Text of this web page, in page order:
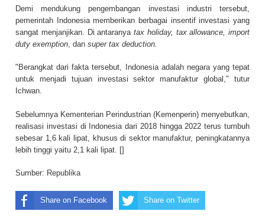
Demi mendukung pengembangan investasi industri tersebut,
pemerintah Indonesia memberikan berbagai insentif investasi yang
sangat menjanjikan. Di antaranya tax holiday, tax allowance, import
duty exemption , dan super tax deduction.
"Berangkat dari fakta tersebut, Indonesia adalah negara yang tepat
untuk menjadi tujuan investasi sektor manufaktur global," tutur
Ichwan.
Sebelumnya Kementerian Perindustrian (Kemenperin) menyebutkan,
realisasi investasi di Indonesia dari 2018 hingga 2022 terus tumbuh
sebesar 1,6 kali lipat, khusus di sektor manufaktur, peningkatannya
lebih tinggi yaitu 2,1 kali lipat. []
Sumber: Republika
Share on Facebook Share on Twitter